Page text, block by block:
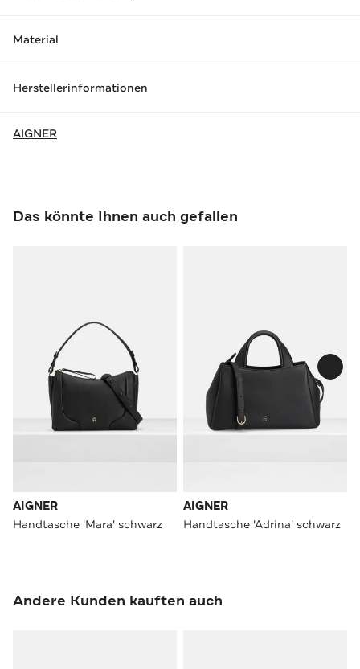
Material
Herstellerinformationen
AIGNER
Das könnte Ihnen auch gefallen
AIGNER
Handtasche 'Mara' schwarz
AIGNER
Handtasche 'Adrina' schwarz
Andere Kunden kauften auch